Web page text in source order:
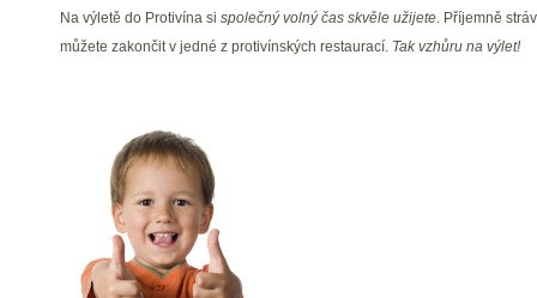
Na výletě do Protivína si společný volný čas skvěle užijete. Příjemně
můžete zakončit v jedné z protivínských restaurací. Tak vzhůru na výlet!